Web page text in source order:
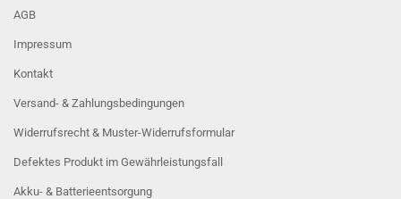
AGB
Impressum
Kontakt
Versand- & Zahlungsbedingungen
Widerrufsrecht & Muster-Widerrufsformular
Defektes Produkt im Gewährleistungsfall
Akku- & Batterieentsorgung